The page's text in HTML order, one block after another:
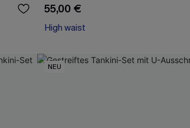
55,00 €
High waist
NEU